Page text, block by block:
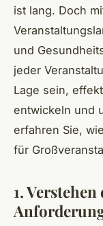
ist lang. Doch
und
jeder
Lage sein,
entwickeln und
erfahren Sie,
für
1.